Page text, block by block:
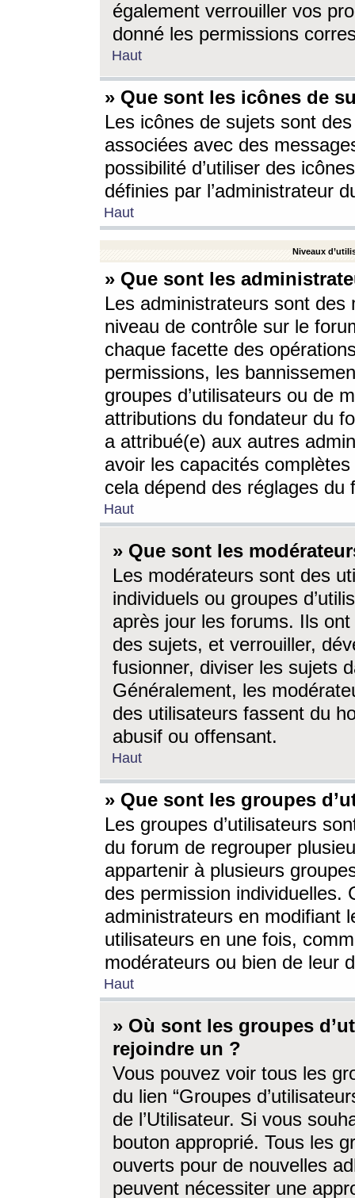
également verrouiller vos
donné les permissions
Haut
» Que sont les icônes de
Les icônes de sujets sont
associées avec des
possibilité d’utiliser des
définies par l’administrateur
Haut
Niveaux
» Que sont les
Les administrateurs sont
niveau de contrôle sur le
chaque facette des
permissions, les
groupes d’utilisateurs ou de
attributions du fondateur du
a attribué(e) aux autres
avoir les capacités
cela dépend des réglages du
Haut
» Que sont les
Les modérateurs sont des
individuels ou groupes
après jour les forums. Ils ont
des sujets, et verrouiller,
fusionner, diviser les sujets
Généralement, les
des utilisateurs fassent du
abusif ou offensant.
Haut
» Que sont les groupes
Les groupes d’utilisateurs
du forum de regrouper
appartenir à plusieurs
des permission individuelles.
administrateurs en modifiant
utilisateurs en une fois,
modérateurs ou bien de leur
Haut
» Où sont les groupes
rejoindre un ?
Vous pouvez voir tous les
du lien “Groupes
de l’Utilisateur. Si vous
bouton approprié. Tous les
ouverts pour de nouvelles
peuvent nécessiter une